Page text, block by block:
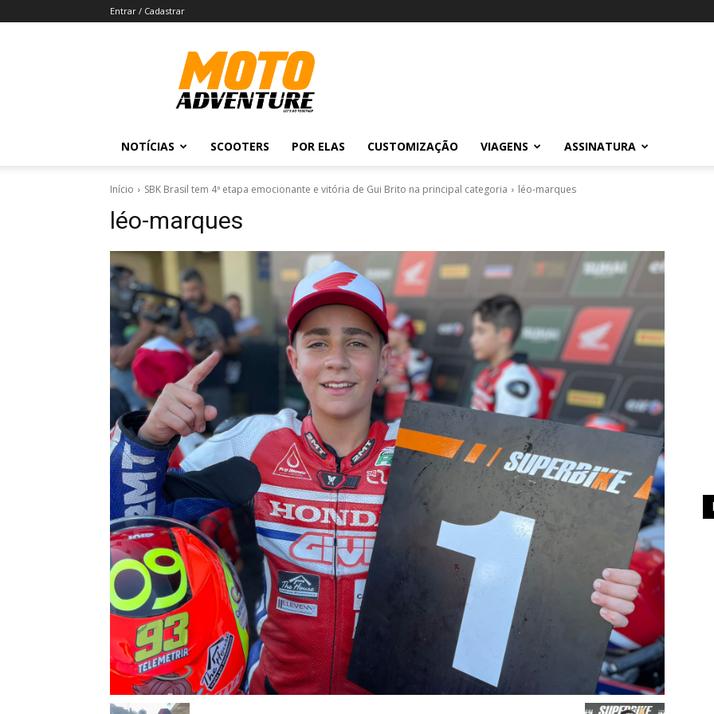
Entrar / Cadastrar
Revista
Moto
Adventure
NOTÍCIAS SCOOTERS POR ELAS CUSTOMIZAÇÃO VIAGENS ASSINATURA
Início SBK Brasil tem 4ª etapa emocionante e vitória de Gui Brito na principal categoria léo-marques
léo-marques